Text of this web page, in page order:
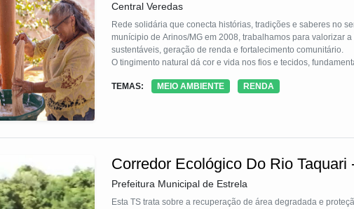
Central Veredas
Rede solidária que conecta histórias, tradições e saberes no
munícipio de Arinos/MG em 2008, trabalhamos para valorizar
sustentáveis, geração de renda e fortalecimento comunitário.
O tingimento natural dá cor e vida nos fios e tecidos, fundamentado nos saberes
Utilizamos cascas, folhas e frutos de árvores do Cerrado,
TEMAS: MEIO AMBIENTE RENDA
Corredor Ecológico Do Rio Taquari
Prefeitura Municipal de Estrela
Esta TS trata sobre a recuperação de área degradada e